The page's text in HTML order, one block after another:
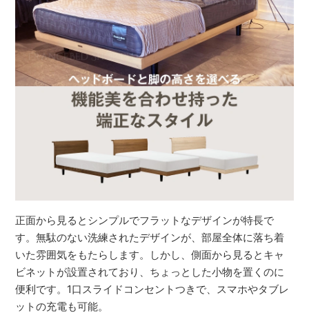
正面から見るとシンプルでフラットなデザインが特長で
す。無駄のない洗練されたデザインが、部屋全体に落ち着
いた雰囲気をもたらします。しかし、側面から見るとキャ
ビネットが設置されており、ちょっとした小物を置くのに
便利です。1口スライドコンセントつきで、スマホやタブレ
ットの充電も可能。